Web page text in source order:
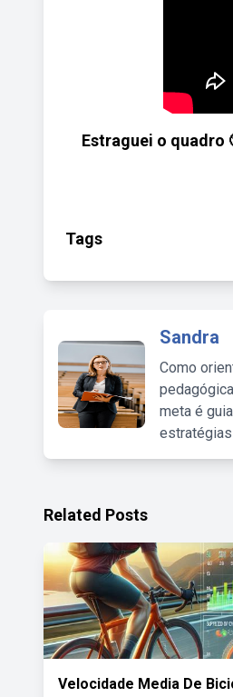
Estraguei o
Tags
Sandra
Como
meta é
Related Posts
Velocidade Media De